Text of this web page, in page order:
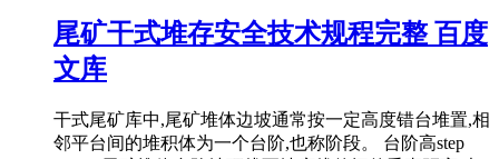
尾矿干式堆存安全技术规程完整 百度
文库
干式尾矿库中,尾矿堆体边坡通常按一定高度错台堆置,相
邻平台间的堆积体为一个台阶,也称阶段。 台阶高step